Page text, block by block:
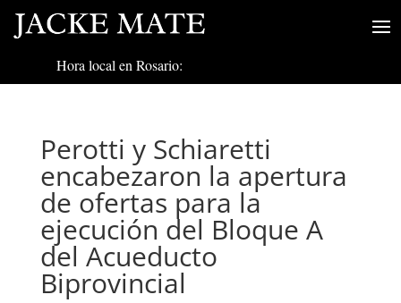
Hora local en Rosario:
Perotti y Schiaretti
encabezaron la apertura
de ofertas para la
ejecución del Bloque A
del Acueducto
Biprovincial